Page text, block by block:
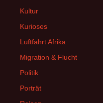
Kultur
Kurioses
Luftfahrt Afrika
Migration & Flucht
Politik
Porträt